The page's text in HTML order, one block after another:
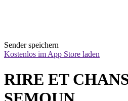
Sender speichern
Kostenlos im App Store laden
RIRE ET